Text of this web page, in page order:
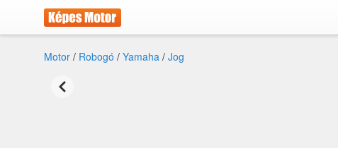
Motor / Robogó / Yamaha / Jog